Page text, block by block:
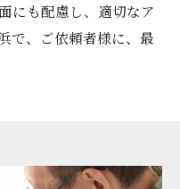
にも配慮し、適切なア
で、ご依頼者様に、最